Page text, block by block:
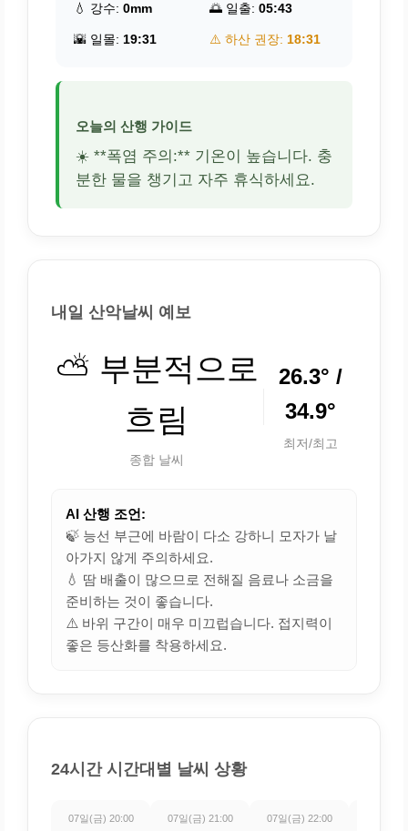
💧 강수: 0mm 🌅 일출: 05:43
🌇 일몰: 19:31 ⚠️ 하산 권장: 18:31
오늘의 산행 가이드
☀️ **폭염 주의:** 기온이 높습니다. 충
분한 물을 챙기고 자주 휴식하세요.
내일 산악날씨 예보
⛅ 부분적으로
흐림
종합 날씨
26.3° /
34.9°
최저/최고
AI 산행 조언:
🍃 능선 부근에 바람이 다소 강하니 모자가 날
아가지 않게 주의하세요.
💧 땀 배출이 많으므로 전해질 음료나 소금을
준비하는 것이 좋습니다.
⚠️ 바위 구간이 매우 미끄럽습니다. 접지력이
좋은 등산화를 착용하세요.
24시간 시간대별 날씨 상황
07일(금) 20:00 07일(금) 21:00 07일(금) 22:00